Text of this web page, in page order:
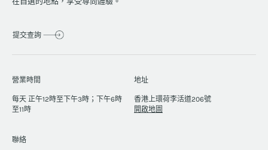
提交查詢
營業時間
每天 正午12時至下午3時；下午6時
至11時
地址
香港上環荷李活道206號
開啟地圖
聯絡